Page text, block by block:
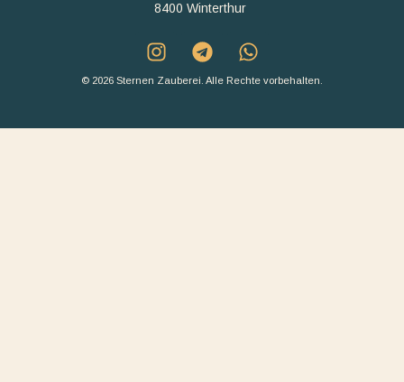
8400 Winterthur
© 2026 Sternen Zauberei. Alle Rechte vorbehalten.